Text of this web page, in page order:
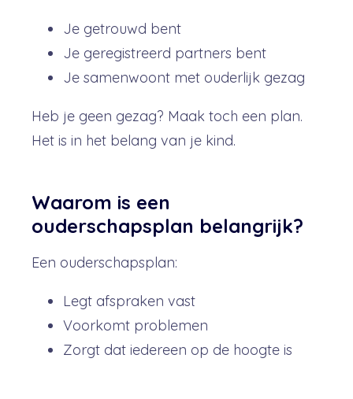
Je getrouwd bent
Je geregistreerd partners bent
Je samenwoont met ouderlijk gezag
Heb je geen gezag? Maak toch een plan.
Het is in het belang van je kind.
Waarom is een
ouderschapsplan belangrijk?
Een ouderschapsplan:
Legt afspraken vast
Voorkomt problemen
Zorgt dat iedereen op de hoogte is